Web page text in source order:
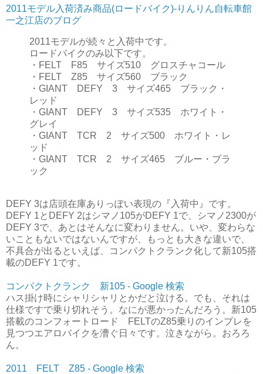
2011モデル入荷済み商品(ロードバイク)-りんりん自転車館
一之江店のブログ
2011モデルが続々と入荷中です。
ロードバイクのみ以下です。
・FELT F85 サイズ510 グロスチャコール
・FELT Z85 サイズ560 ブラック
・GIANT DEFY 3 サイズ465 ブラック・
レッド
・GIANT DEFY 3 サイズ535 ホワイト・
グレイ
・GIANT TCR 2 サイズ500 ホワイト・レ
ッド
・GIANT TCR 2 サイズ465 ブルー・ブラ
ック
DEFY 3は店頭在庫ありっぽい表現の『入荷中』です。
DEFY 1とDEFY 2はシマノ105がDEFY 1で、シマノ2300が
DEFY 3で、あとはそんなに変わりません。いや、変わらな
いこともないではないんですが、もっとも大きな違いで、
不具合が出るといえば、コンパクトクランク化して新105搭
載のDEFY 1です。
コンパクトクランク 新105 - Google 検索
ハス掛け時にシャリシャリとかだと泣ける。でも、それは
仕様ですで乗り切れそう。なにが悪かったんだろう。新105
搭載のコンフォートロード FELTのZ85乗りのインプレを
見つつエアロバイクを漕ぐ日々です。泣きながら。おろろ
ん。
2011 FELT Z85 - Google 検索